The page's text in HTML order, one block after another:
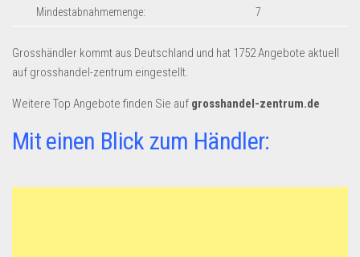
eBay Restposten kaufen
Saison & Eventprodkte
B2B Produkte
Grosshandel
Mindestabnahmemenge: 7
Grosshändler kommt aus Deutschland und hat 1752 Angebote aktuell
auf grosshandel-zentrum eingestellt.
Weitere Top Angebote finden Sie auf grosshandel-zentrum.de
Mit einen Blick zum Händler: